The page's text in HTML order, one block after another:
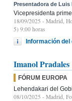
Presentadora de Luis
Vicepresidenta
18/09/2025 - Madrid,
5) 9:00 horas
Información del
Imanol Pradales
FÓRUM EUROPA
Lehendakari del
08/10/2025 - Madrid,